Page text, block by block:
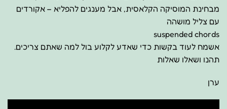
מבחינת המוסיקה הקלאסית, אבל מענגים להפליא – אקורדים
עם צליל מושהה
suspended chords
אשמח לעוד בקשות כדי שאדע לקלוע בול למה שאתם צריכים.
תהנו ושאלו שאלות
ערן